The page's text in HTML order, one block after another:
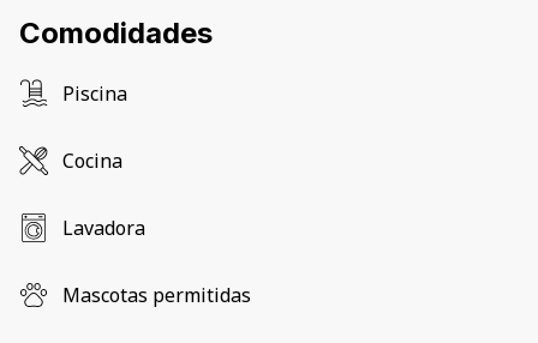
Comodidades
Piscina
Cocina
Lavadora
Mascotas permitidas